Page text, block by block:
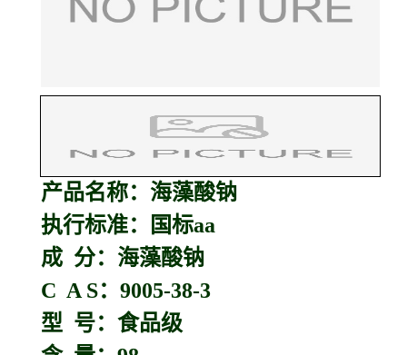
产品名称： 海藻酸钠
执行标准：国标aa
成 分：海藻酸钠
C A S：9005-38-3
型 号：食品级